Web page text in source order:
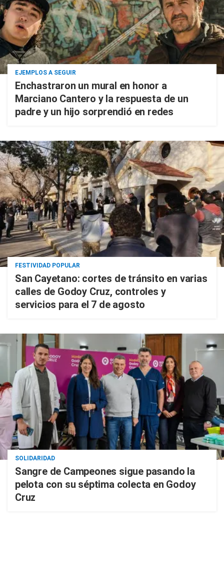
EJEMPLOS A SEGUIR
Enchastraron un mural en honor a
Marciano Cantero y la respuesta de un
padre y un hijo sorprendió en redes
FESTIVIDAD POPULAR
San Cayetano: cortes de tránsito en varias
calles de Godoy Cruz, controles y
servicios para el 7 de agosto
SOLIDARIDAD
Sangre de Campeones sigue pasando la
pelota con su séptima colecta en Godoy
Cruz